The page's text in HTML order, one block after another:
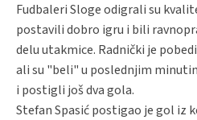
Fudbaleri Sloge odigrali su
postavili dobro igru i bili
delu utakmice. Radnički je
ali su "beli" u poslednjim
i postigli još dva gola.
Stefan Spasić postigao je gol iz